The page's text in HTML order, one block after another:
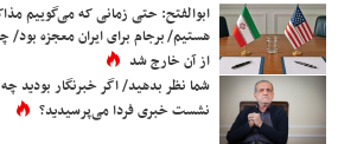
ابوالفتح: حتی زمانی که می‌گوییم
هستیم/ برجام برای ایران معجزه بود/
از آن خارج شد
شما نظر بدهید/ اگر خبرنگار بودید
نشست خبری فردا می‌پرسیدید؟